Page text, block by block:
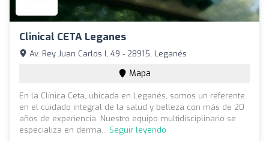
Clinical CETA Leganes
Av. Rey Juan Carlos I, 49 - 28915, Leganés
Mapa
En la Clínica Ceta, ubicada en Leganés, somos un referente
en el cuidado integral de la salud y belleza con más de 20
años de experiencia. Nuestro equipo multidisciplinario se
especializa en derma... Seguir leyendo